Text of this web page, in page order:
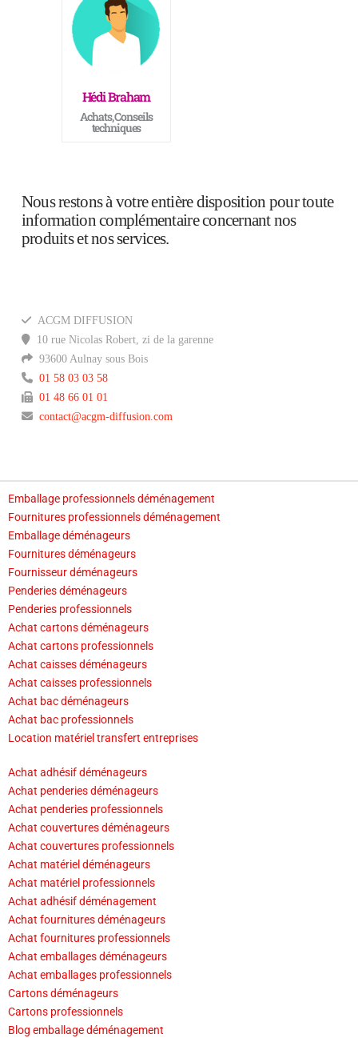
Hédi Braham
Achats, Conseils
techniques
Nous restons à votre entière disposition pour toute
information complémentaire concernant nos
produits et nos services.
ACGM DIFFUSION
10 rue Nicolas Robert, zi de la garenne
93600 Aulnay sous Bois
01 58 03 03 58
01 48 66 01 01
contact@acgm-diffusion.com
Emballage professionnels déménagement
Fournitures professionnels déménagement
Emballage déménageurs
Fournitures déménageurs
Fournisseur déménageurs
Penderies déménageurs
Penderies professionnels
Achat cartons déménageurs
Achat cartons professionnels
Achat caisses déménageurs
Achat caisses professionnels
Achat bac déménageurs
Achat bac professionnels
Location matériel transfert entreprises
Achat adhésif déménageurs
Achat penderies déménageurs
Achat penderies professionnels
Achat couvertures déménageurs
Achat couvertures professionnels
Achat matériel déménageurs
Achat matériel professionnels
Achat adhésif déménagement
Achat fournitures déménageurs
Achat fournitures professionnels
Achat emballages déménageurs
Achat emballages professionnels
Cartons déménageurs
Cartons professionnels
Blog emballage déménagement